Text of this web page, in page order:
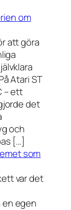
om
att göra
Atari ST
– ett
det
och
[…]
som
var det
egen